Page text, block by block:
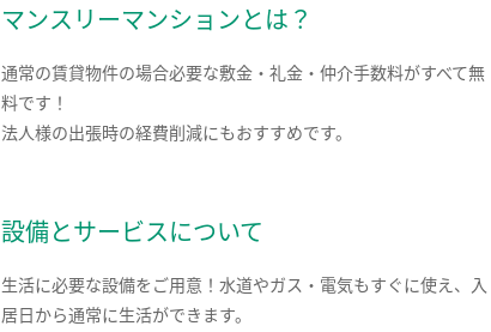
マンスリーマンションとは？
通常の賃貸物件の場合必要な敷金・礼金・仲介手数料がすべて無
料です！
法人様の出張時の経費削減にもおすすめです。
設備とサービスについて
生活に必要な設備をご用意！水道やガス・電気もすぐに使え、入
居日から通常に生活ができます。